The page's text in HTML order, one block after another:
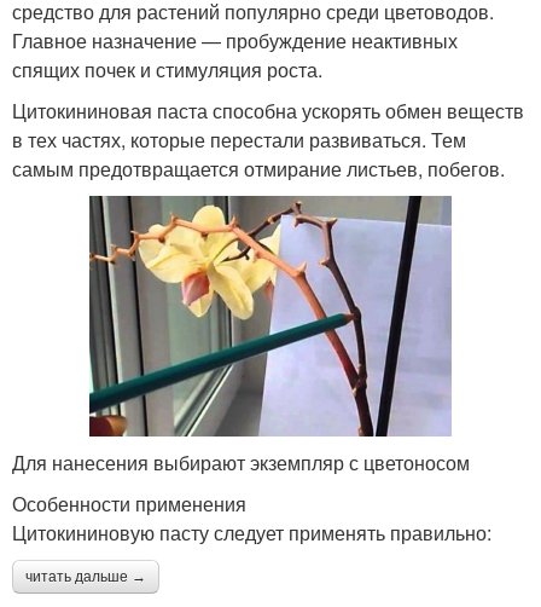
средство для растений популярно среди цветоводов.
Главное назначение — пробуждение неактивных
спящих почек и стимуляция роста.
Цитокининовая паста способна ускорять обмен веществ
в тех частях, которые перестали развиваться. Тем
самым предотвращается отмирание листьев, побегов.
Для нанесения выбирают экземпляр с цветоносом
Особенности применения
Цитокининовую пасту следует применять правильно:
читать дальше →